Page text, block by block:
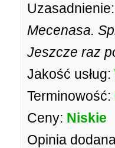
Uzasadnienie:
Mecenasa.
Jeszcze raz
Jakość usług:
Terminowość:
Ceny: Niskie
Opinia